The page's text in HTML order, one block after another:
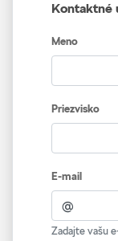
Kontaktné
Meno
Priezvisko
E-mail
Zadajte vašu